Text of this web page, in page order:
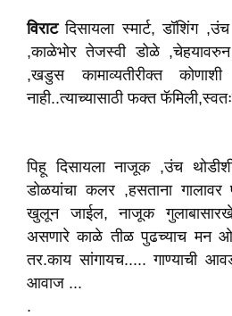
विराटदिसायला स्मार्ट, डॉशिंग ,उंच
,काळेभोर तेजस्वी डोळे
,‍खडुस कामाव्यतीरीक्त
नाही..त्याच्यासाठी फक्त
पिहू दिसायला नाजूक ,उंच
डोळयांचा कलर ,हसताना
खुलून जाईल, नाजूक
असणारे काळे तीळ पुढच्याच मन
तर.काय सांगायच..... गाण्याची
आवाज ...
.